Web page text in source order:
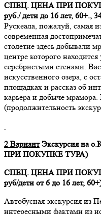
СПЕЦ. ЦЕНА ПРИ
руб./ дети до 16 лет, 60+.,
Рускеала, пожалуй, самая
современная
столетие здесь добывали
центре которого
серебристыми стенами.
искусственного озера, с
площадках и рассказ об
карьера и добыче
(продолжительность
2 ВариантЭкскурсия на
ПРИ ПОКУПКЕ ТУРА)
СПЕЦ. ЦЕНА ПРИ
руб/дети от 6 до 16 лет,
Автобусная экскурсия из
интересными фактами из